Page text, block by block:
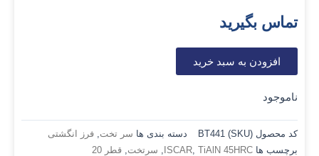
تماس بگیرید
افزودن به سبد خرید
ناموجود
کد محصول (SKU) BT441 دسته بندی ها سر تخت فرز انگشتی
برچسب ها
ISCAR TiAlN 45HRC سرتخت قطر 20